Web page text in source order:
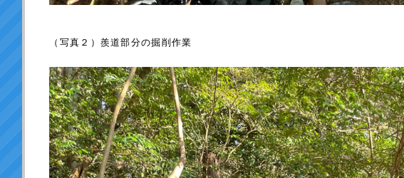
（写真２）羨道部分の掘削作業